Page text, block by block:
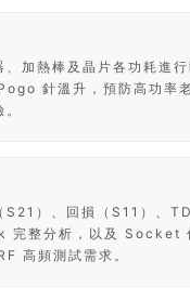
、加熱棒及晶片各功耗進
針溫升，預防高功率
S21）、回損（S11）、
整分析，以及 Socket
高頻測試需求。